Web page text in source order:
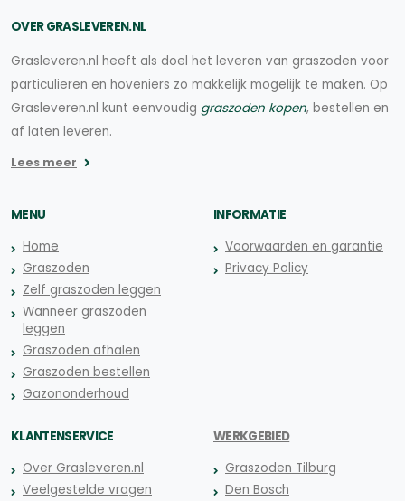
OVER GRASLEVEREN.NL
Grasleveren.nl heeft als doel het leveren van graszoden voor
particulieren en hoveniers zo makkelijk mogelijk te maken. Op
Grasleveren.nl kunt eenvoudig graszoden kopen, bestellen en
af laten leveren.
Lees meer
MENU
Home
Graszoden
Zelf graszoden leggen
Wanneer graszoden
leggen
Graszoden afhalen
Graszoden bestellen
Gazononderhoud
INFORMATIE
Voorwaarden en garantie
Privacy Policy
KLANTENSERVICE
Over Grasleveren.nl
Veelgestelde vragen
WERKGEBIED
Graszoden Tilburg
Den Bosch